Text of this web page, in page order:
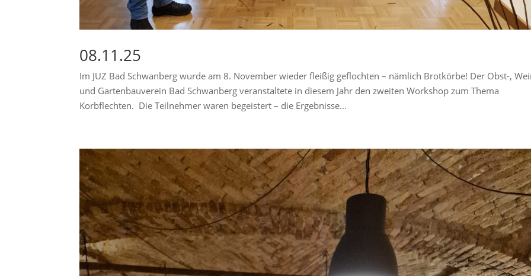
08.11.25
Im JUZ Bad Schwanberg wurde am 8. November wieder fleißig geflochten – nämlich Brotkörbe! Der Obst-,
und Gartenbauverein Bad Schwanberg veranstaltete in diesem Jahr den zweiten Workshop zum Thema
Korbflechten. Die Teilnehmer waren begeistert – die Ergebnisse...